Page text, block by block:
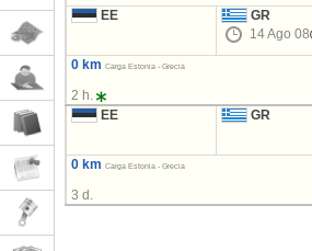
EE
GR
14 Ago 08
0 km
Carga Estonia - Grecia
2 h.
EE
GR
0 km
Carga Estonia - Grecia
3 d.